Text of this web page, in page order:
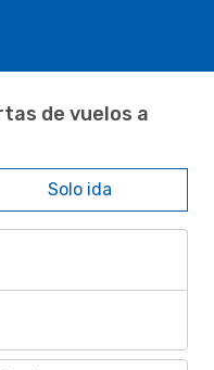
de vuelos a
Solo ida